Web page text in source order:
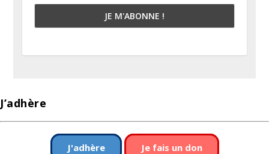
J’adhère
J'adhère Je fais un don